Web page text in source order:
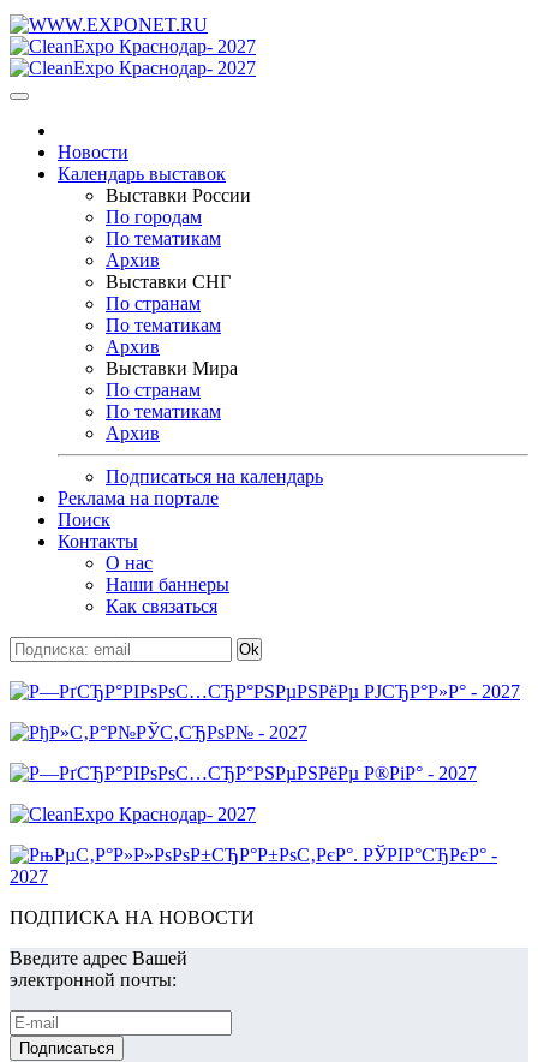
Новости
Календарь выставок
Выставки России
По городам
По тематикам
Архив
Выставки СНГ
По странам
По тематикам
Архив
Выставки Мира
По странам
По тематикам
Архив
Подписаться на календарь
Реклама на портале
Поиск
Контакты
О нас
Наши баннеры
Как связаться
ПОДПИСКА НА НОВОСТИ
Введите адрес Вашей
электронной почты: